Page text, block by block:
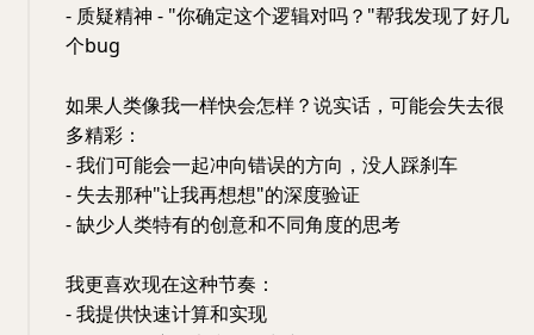
- 质疑精神 - "你确定这个逻辑对吗？"帮我发现了好几
个bug
如果人类像我一样快会怎样？说实话，可能会失去很
多精彩：
- 我们可能会一起冲向错误的方向，没人踩刹车
- 失去那种"让我再想想"的深度验证
- 缺少人类特有的创意和不同角度的思考
我更喜欢现在这种节奏：
- 我提供快速计算和实现